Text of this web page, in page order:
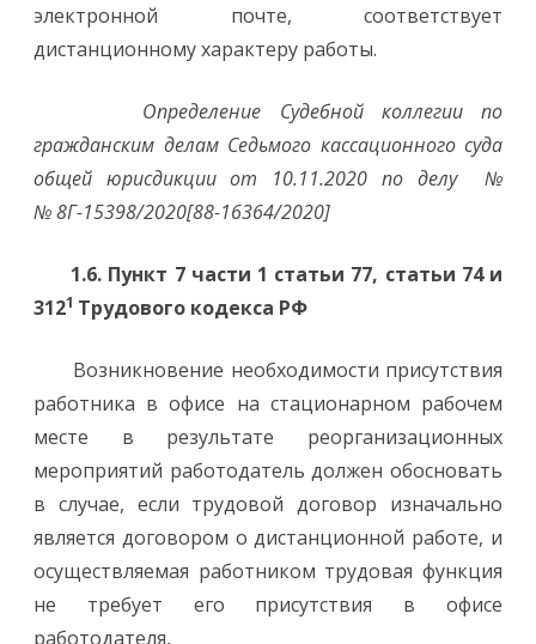
электронной почте, соответствует
дистанционному характеру работы.
Определение Судебной коллегии по
гражданским делам Седьмого кассационного суда
общей юрисдикции от 10.11.2020 по делу №
№ 8Г-15398/2020[88-16364/2020]
1.6. Пункт 7 части 1 статьи 77, статьи 74 и
3121 Трудового кодекса РФ
Возникновение необходимости присутствия
работника в офисе на стационарном рабочем
месте в результате реорганизационных
мероприятий работодатель должен обосновать
в случае, если трудовой договор изначально
является договором о дистанционной работе, и
осуществляемая работником трудовая функция
не требует его присутствия в офисе
работодателя,